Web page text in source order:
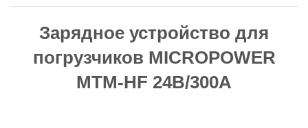
Зарядное устройство для
погрузчиков MICROPOWER
MTM-HF 24В/300А